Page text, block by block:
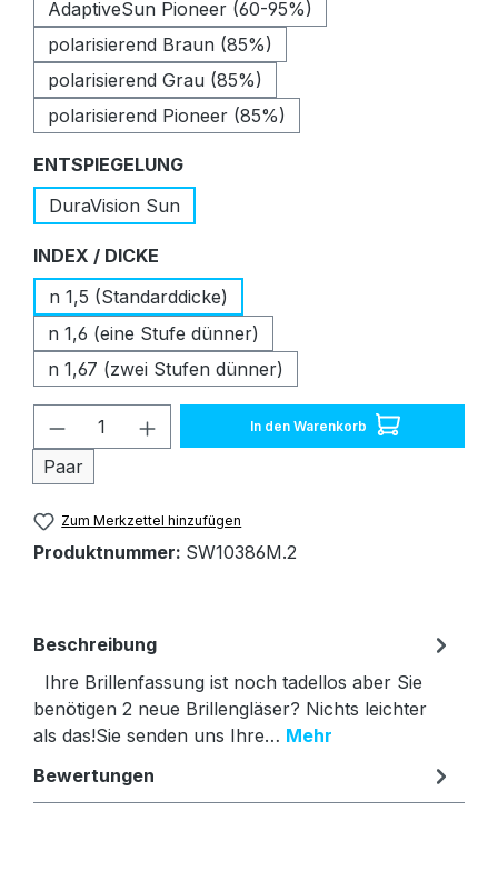
AdaptiveSun Pioneer (60-95%)
polarisierend Braun (85%)
polarisierend Grau (85%)
polarisierend Pioneer (85%)
ENTSPIEGELUNGauswählen
DuraVision Sun
INDEX / DICKE
n 1,5 (Standarddicke)
n 1,6 (eine Stufe dünner)
n 1,67 (zwei Stufen dünner)
Produkt Anzahl: Gib den
Paar
In den Warenkorb
Zum Merkzettel hinzufügen
Produktnummer: SW10386M.2
Beschreibung
Ihre Brillenfassung ist noch tadellos aber Sie
benötigen 2 neue Brillengläser? Nichts leichter
als das!Sie senden uns Ihre… Mehr
Bewertungen